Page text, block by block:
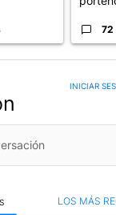
72
INICIAR
LOS MÁS